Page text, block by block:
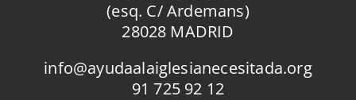
(esq. C/ Ardemans)
28028 MADRID
info@ayudaalaiglesianecesitada.org
91 725 92 12